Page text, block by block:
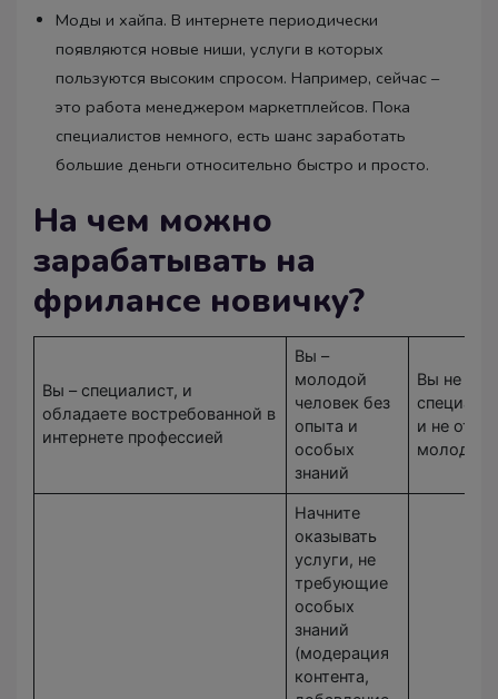
Моды и хайпа. В интернете периодически
появляются новые ниши, услуги в которых
пользуются высоким спросом. Например, сейчас –
это работа менеджером маркетплейсов. Пока
специалистов немного, есть шанс заработать
большие деньги относительно быстро и просто.
На чем можно
зарабатывать на
фрилансе новичку?
Вы – специалист, и
обладаете востребованной в
интернете профессией
Вы –
молодой
человек без
опыта и
особых
знаний
Вы не
и не
Начните
оказывать
услуги, не
требующие
особых
знаний
(модерация
контента,